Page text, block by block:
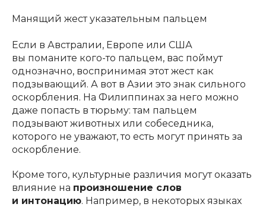
Манящий жест указательным пальцем
Если в Австралии, Европе или США
вы поманите кого-то пальцем, вас поймут
однозначно, воспринимая этот жест как
подзывающий. А вот в Азии это знак сильного
оскорбления. На Филиппинах за него можно
даже попасть в тюрьму: там пальцем
подзывают животных или собеседника,
которого не уважают, то есть могут принять за
оскорбление.
Кроме того, культурные различия могут оказать
влияние на произношение слов
и интонацию. Например, в некоторых языках